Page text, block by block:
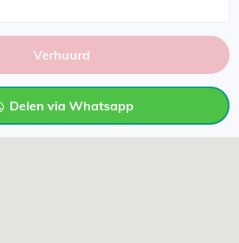
Verhuurd
Delen via Whatsapp